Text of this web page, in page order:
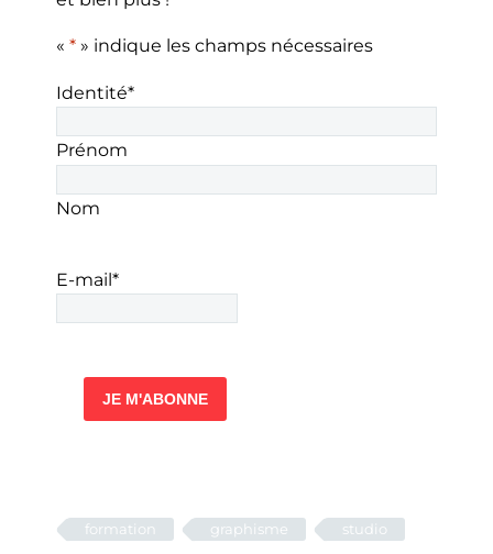
« * » indique les champs nécessaires
Identité*
Prénom
Nom
E-mail*
formation graphisme studio